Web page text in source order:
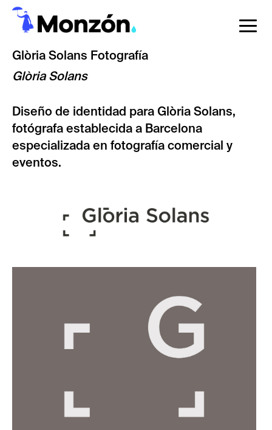
Pasar
principal
Glòria Solans Fotografía
Glòria Solans
Diseño de identidad para Glòria Solans,
fotógrafa establecida a Barcelona
especializada en fotografía comercial y
eventos.